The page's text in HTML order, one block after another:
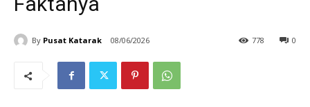
By Pusat Katarak 08/06/2026 0
778